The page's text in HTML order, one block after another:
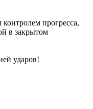
прогресса,
в закрытом
ударов!